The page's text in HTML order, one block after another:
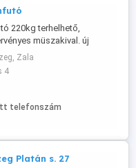
220kg terhelhető,
müszakival. új
Zala
4
telefonszám
Platán s. 27